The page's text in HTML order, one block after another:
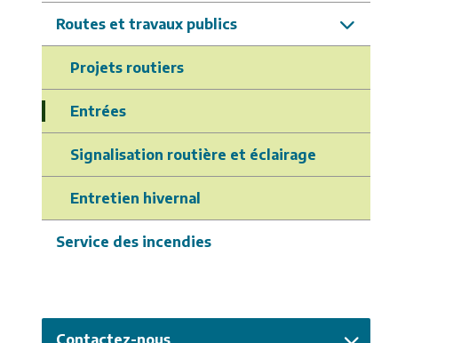
Routes et travaux publics
Projets routiers
Entrées
Signalisation routière et éclairage
Entretien hivernal
Service des incendies
Contactez-nous